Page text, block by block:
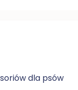
dla psów